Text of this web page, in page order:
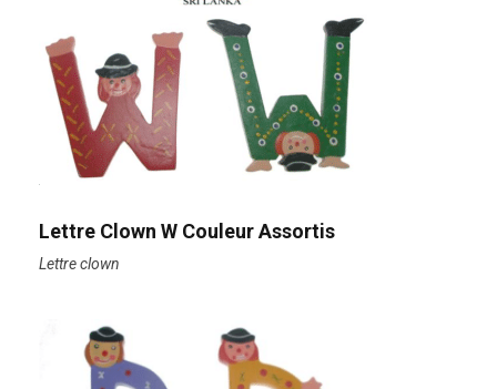
Lettre Clown W Couleur Assortis
Lettre clown